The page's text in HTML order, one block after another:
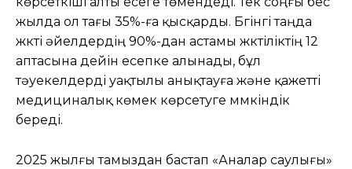
жылда ол тағы 35%-ға қысқарды. Бүгінгі таңда
жүкті әйелдердің 90%-дан астамы жүктіліктің 12
аптасына дейін есепке алынады, бұл
тәуекелдерді уақтылы анықтауға және қажетті
медициналық көмек көрсетуге мүмкіндік
береді.
2025 жылғы тамыздан бастап «Аналар саулығы»